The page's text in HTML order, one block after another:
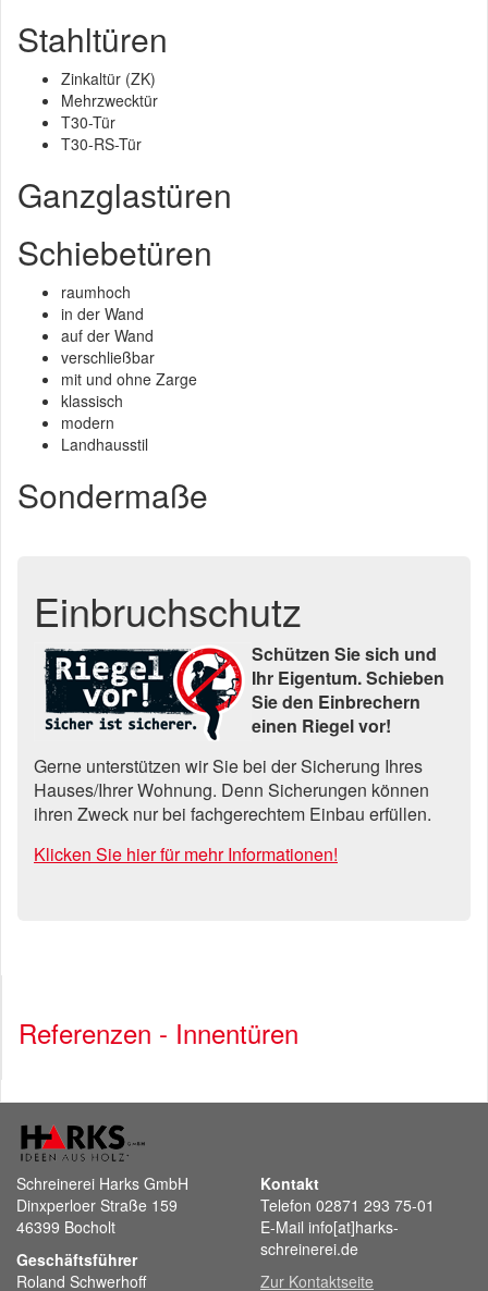
Stahltüren
Zinkaltür (ZK)
Mehrzwecktür
T30-Tür
T30-RS-Tür
Ganzglastüren
Schiebetüren
raumhoch
in der Wand
auf der Wand
verschließbar
mit und ohne Zarge
klassisch
modern
Landhausstil
Sondermaße
Einbruchschutz
Schützen Sie sich und
Ihr Eigentum. Schieben
Sie den Einbrechern
einen Riegel vor!
Gerne unterstützen wir Sie bei der Sicherung Ihres
Hauses/Ihrer Wohnung. Denn Sicherungen können
ihren Zweck nur bei fachgerechtem Einbau erfüllen.
Klicken Sie hier für mehr Informationen!
Referenzen - Innentüren
Schreinerei Harks GmbH
Dinxperloer Straße 159
46399 Bocholt
Geschäftsführer
Roland Schwerhoff
Kontakt
Telefon 02871 293 75-01
E-Mail info[at]harks-
schreinerei.de
Zur Kontaktseite